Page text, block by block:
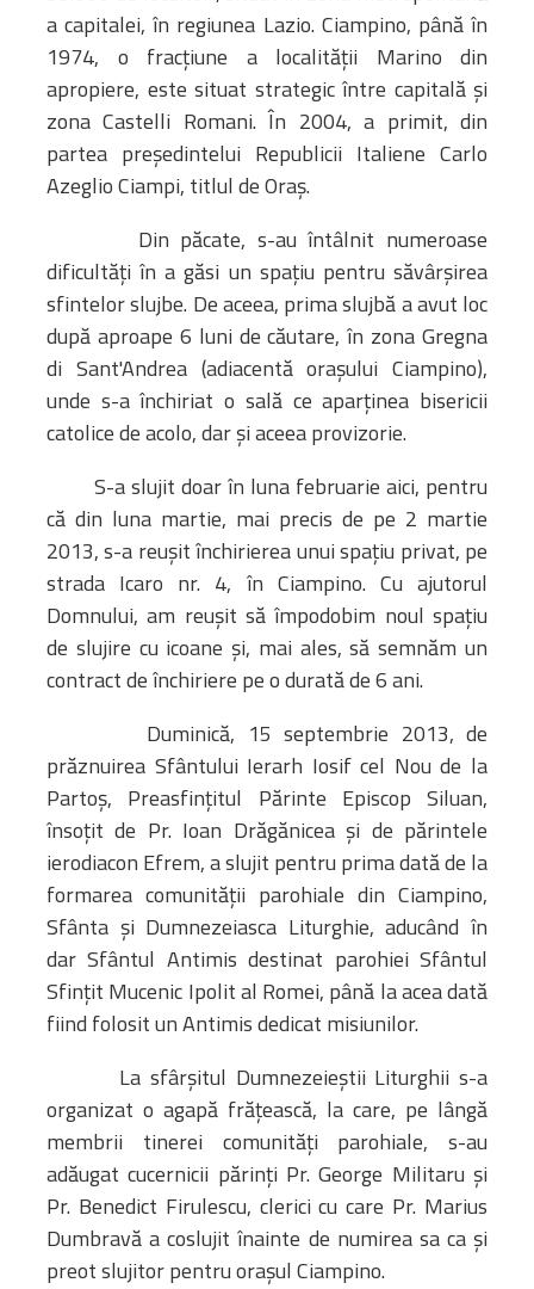
a capitalei, în regiunea Lazio. Ciampino, până în
1974, o fracțiune a localității Marino din
apropiere, este situat strategic între capitală și
zona Castelli Romani. În 2004, a primit, din
partea președintelui Republicii Italiene Carlo
Azeglio Ciampi, titlul de Oraș.
Din păcate, s-au întâlnit numeroase
dificultăţi în a găsi un spaţiu pentru săvârşirea
sfintelor slujbe. De aceea, prima slujbă a avut loc
după aproape 6 luni de căutare, în zona Gregna
di Sant'Andrea (adiacentă oraşului Ciampino),
unde s-a închiriat o sală ce aparținea bisericii
catolice de acolo, dar şi aceea provizorie.
S-a slujit doar în luna februarie aici, pentru
că din luna martie, mai precis de pe 2 martie
2013, s-a reușit închirierea unui spațiu privat, pe
strada Icaro nr. 4, în Ciampino. Cu ajutorul
Domnului, am reușit să împodobim noul spațiu
de slujire cu icoane și, mai ales, să semnăm un
contract de închiriere pe o durată de 6 ani.
Duminică, 15 septembrie 2013, de
prăznuirea Sfântului Ierarh Iosif cel Nou de la
Partoș, Preasfințitul Părinte Episcop Siluan,
însoțit de Pr. Ioan Drăgănicea și de părintele
ierodiacon Efrem, a slujit pentru prima dată de la
formarea comunității parohiale din Ciampino,
Sfânta și Dumnezeiasca Liturghie, aducând în
dar Sfântul Antimis destinat parohiei Sfântul
Sfințit Mucenic Ipolit al Romei, până la acea dată
fiind folosit un Antimis dedicat misiunilor.
La sfârșitul Dumnezeieștii Liturghii s-a
organizat o agapă frățească, la care, pe lângă
membrii tinerei comunități parohiale, s-au
adăugat cucernicii părinți Pr. George Militaru și
Pr. Benedict Firulescu, clerici cu care Pr. Marius
Dumbravă a coslujit înainte de numirea sa ca și
preot slujitor pentru orașul Ciampino.